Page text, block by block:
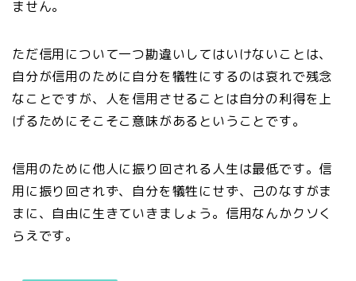
ません。
ただ信用について一つ勘違いしてはいけないことは、
自分が信用のために自分を犠牲にするのは哀れで残念
なことですが、人を信用させることは自分の利得を上
げるためにそこそこ意味があるということです。
信用のために他人に振り回される人生は最低です。信
用に振り回されず、自分を犠牲にせず、己のなすがま
まに、自由に生きていきましょう。信用なんかクソく
らえです。